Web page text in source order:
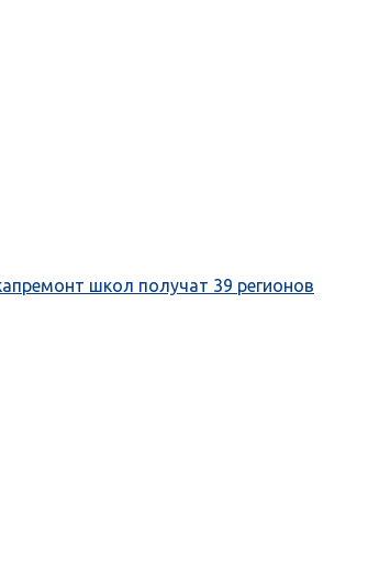
школ получат 39 регионов